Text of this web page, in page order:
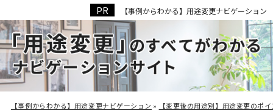
【事例からわかる】用途変更ナビゲーション
用途変更 成功事例
【事例からわかる】用途変更ナビゲーション » 【変更後の用途別】用途変更のポ